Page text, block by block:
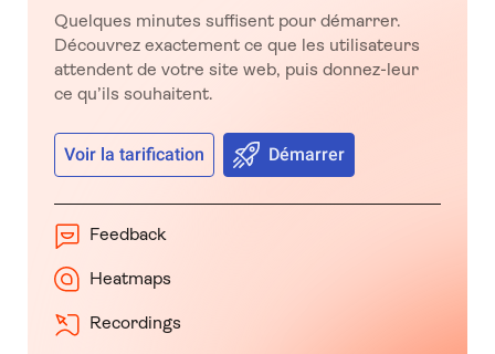
Quelques minutes suffisent pour démarrer.
Découvrez exactement ce que les utilisateurs
attendent de votre site web, puis donnez-leur
ce qu’ils souhaitent.
Voir la tarification Démarrer
Feedback
Heatmaps
Recordings